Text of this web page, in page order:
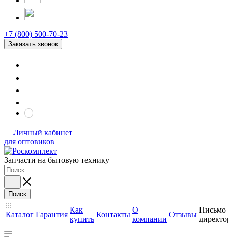
+7 (800) 500-70-23
Заказать звонок
Личный кабинет
для оптовиков
Запчасти на бытовую технику
Поиск
Каталог Гарантия
Как
купить
Контакты
О
компании
Отзывы
Письмо